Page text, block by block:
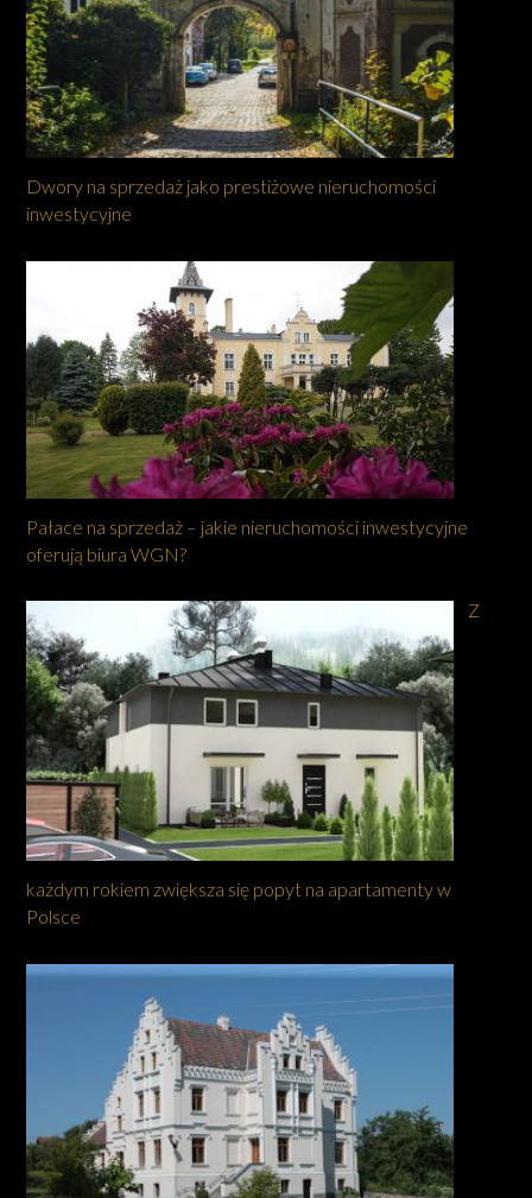
Dwory na sprzedaż jako prestiżowe nieruchomości
inwestycyjne
Pałace na sprzedaż – jakie nieruchomości inwestycyjne
oferują biura WGN?
Z
każdym rokiem zwiększa się popyt na apartamenty w
Polsce